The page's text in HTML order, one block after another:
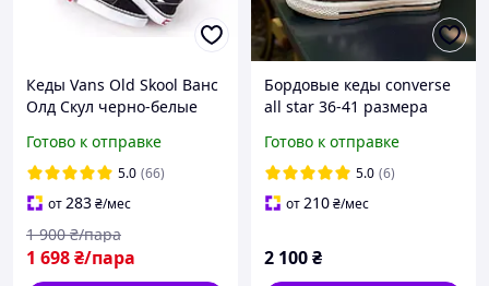
Кеды Vans Old Skool Ванс
Олд Скул черно-белые
подростковые
Готово к отправке
5.0 (66)
от283₴/мес
1 698₴/пара
1 900 ₴/пара
Бордовые кеды converse
all star 36-41 размера
бордовые
Готово к отправке
5.0 (6)
от210₴/мес
2 100₴